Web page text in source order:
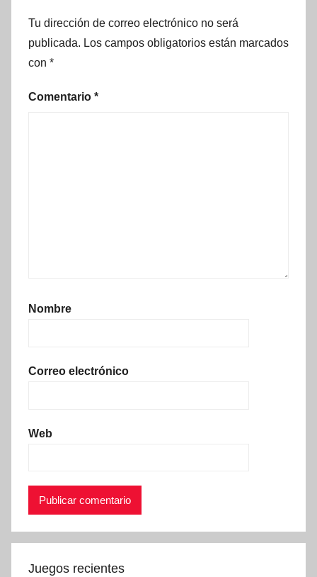
Tu dirección de correo electrónico no será
publicada. Los campos obligatorios están marcados
con *
Comentario *
Nombre
Correo electrónico
Web
Juegos recientes